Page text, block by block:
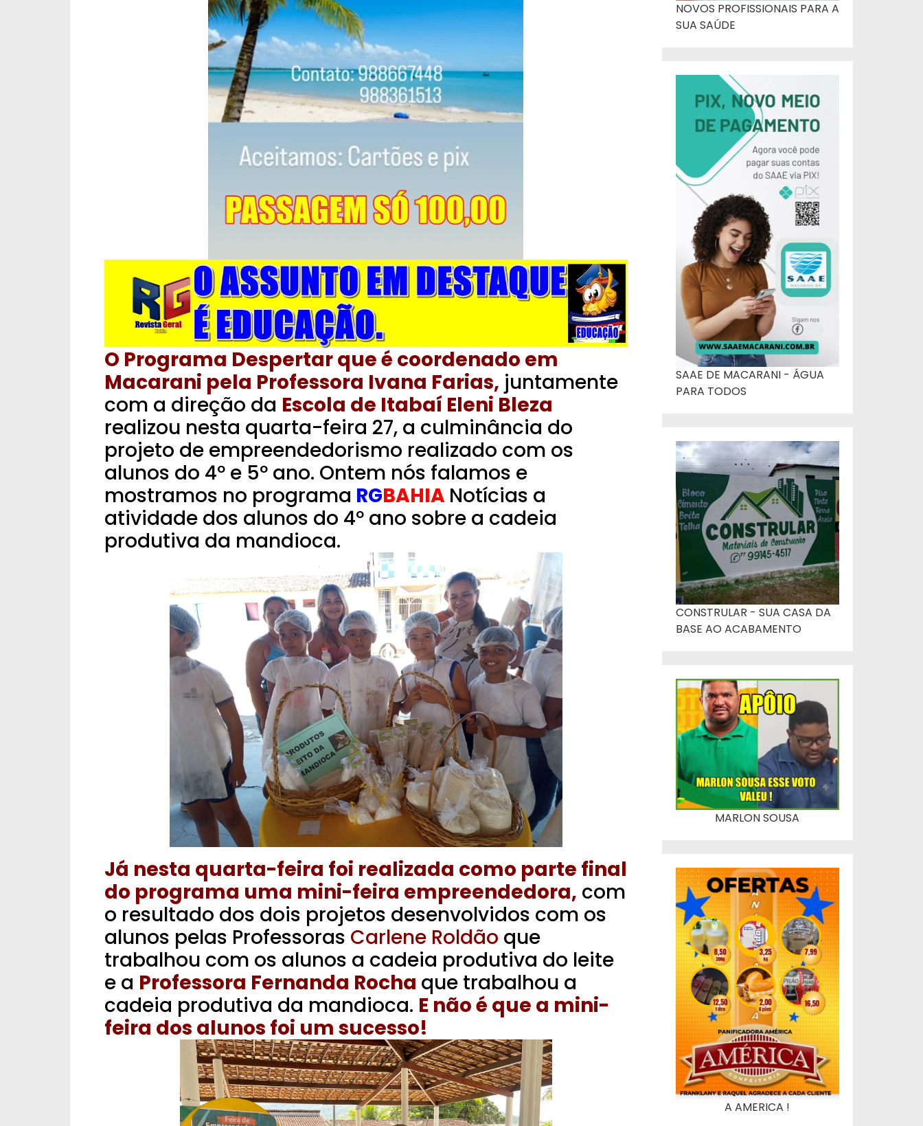
O Programa Despertar que é coordenado em
Macarani pela Professora Ivana Farias, juntamente
com a direção da Escola de Itabaí Eleni Bleza
realizou nesta quarta-feira 27, a culminância do
projeto de empreendedorismo realizado com os
alunos do 4º e 5º ano. Ontem nós falamos e
mostramos no programa RGBAHIA Notícias a
atividade dos alunos do 4º ano sobre a cadeia
produtiva da mandioca.
Já nesta quarta-feira foi realizada como parte final
do programa uma mini-feira empreendedora, com
o resultado dos dois projetos desenvolvidos com os
alunos pelas Professoras Carlene Roldão que
trabalhou com os alunos a cadeia produtiva do leite
e a Professora Fernanda Rocha que trabalhou a
cadeia produtiva da mandioca. E não é que a mini-
feira dos alunos foi um sucesso!
NOVOS PROFISSIONAIS PARA A
SUA SAÚDE
SAAE DE MACARANI - ÁGUA
PARA TODOS
CONSTRULAR - SUA CASA DA
BASE AO ACABAMENTO
MARLON SOUSA
A AMERICA !